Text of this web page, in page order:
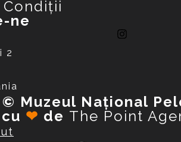
ne
2
Muzeul Național
❤ de The Point